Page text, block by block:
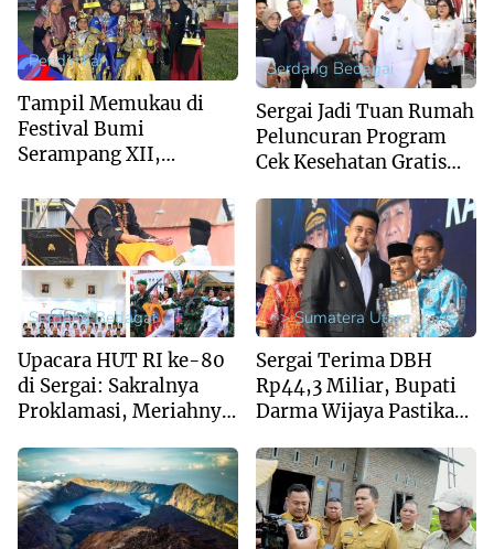
Pendidikan
Tampil Memukau di
Festival Bumi
Serampang XII,
Husna Sabet Juara
Umum I
Serdang Bedagai
Sergai Jadi Tuan Rumah
Peluncuran Program
Cek Kesehatan Gratis
Sumut
Serdang Bedagai
Upacara HUT RI ke-80
di Sergai: Sakralnya
Proklamasi, Meriahnya
--> Sumatera Utara
Sergai Terima DBH
Rp44,3 Miliar, Bupati
Darma Wijaya Pastikan
Sasaran